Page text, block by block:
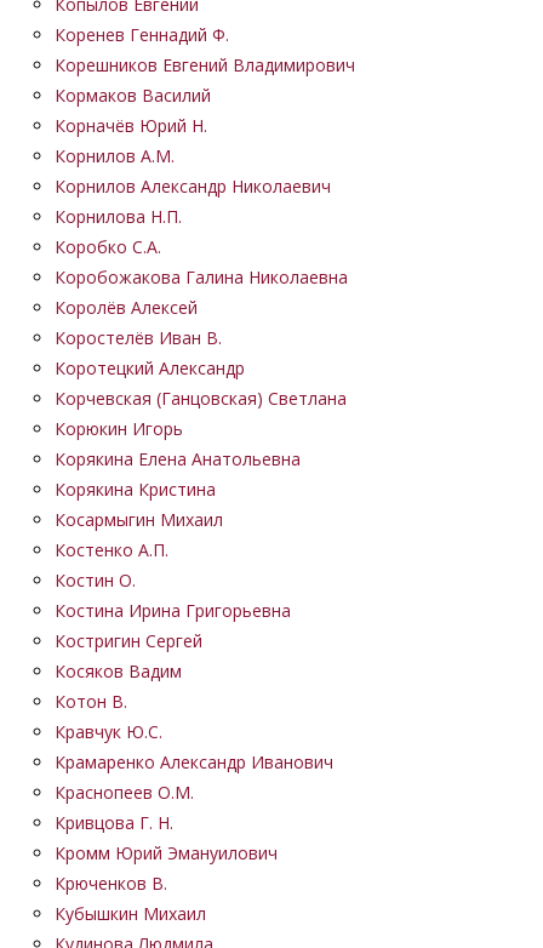
Коренев Геннадий Ф.
Корешников Евгений Владимирович
Кормаков Василий
Корначёв Юрий Н.
Корнилов А.М.
Корнилов Александр Николаевич
Корнилова Н.П.
Коробко С.А.
Коробожакова Галина Николаевна
Королёв Алексей
Коростелёв Иван В.
Коротецкий Александр
Корчевская (Ганцовская) Светлана
Корюкин Игорь
Корякина Елена Анатольевна
Корякина Кристина
Косармыгин Михаил
Костенко А.П.
Костин О.
Костина Ирина Григорьевна
Костригин Сергей
Косяков Вадим
Котон В.
Кравчук Ю.С.
Крамаренко Александр Иванович
Краснопеев О.М.
Кривцова Г. Н.
Кромм Юрий Эмануилович
Крюченков В.
Кубышкин Михаил